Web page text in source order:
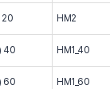
20 HM2
40 HM1_40
60 HM1_60